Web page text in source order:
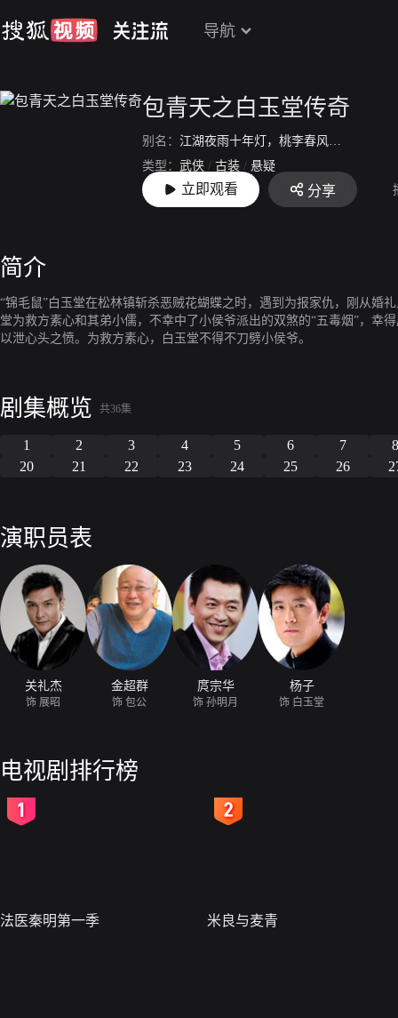
导航
包青天之白玉堂传奇
别名： 江湖夜雨十年灯，桃李春风一杯酒
类型： 武侠 / 古装 / 悬疑
上映： 2007
立即观看 分享
简介
“锦毛鼠”白玉堂在松林镇斩杀恶贼花蝴蝶之时，遇到为报家仇，刚从婚
堂为救方素心和其弟小儒，不幸中了小侯爷派出的双煞的“五毒烟”，幸
以泄心头之愤。为救方素心，白玉堂不得不刀劈小侯爷。
剧集概览 共36集
1 2 3 4 5 6 7
20
21 22 23 24 25 26
演职员表
关礼杰
饰 展昭
金超群
饰 包公
庹宗华
饰 孙明月
杨子
饰 白玉堂
电视剧排行榜
法医秦明第一季 米良与麦青